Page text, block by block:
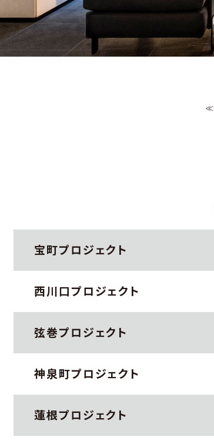
宝町プロジェクト
西川口プロジェクト
弦巻プロジェクト
神泉町プロジェクト
蓮根プロジェクト